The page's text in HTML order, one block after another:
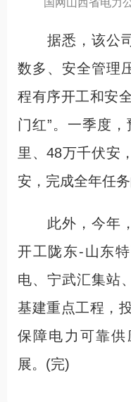
国网山西省电力
据悉，该公司
数多、安全管理
程有序开工和安
门红”。一季度
里、48万千伏安
安，完成全年任务
此外，今年，
开工陇东-山东
电、宁武汇集站
基建重点工程，
保障电力可靠
展。(完)